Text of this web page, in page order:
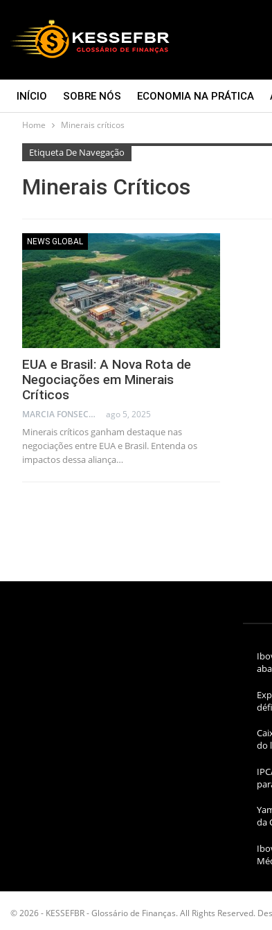
INÍCIO SOBRE NÓS ECONOMIA NA PRÁTICA
CONTATO
Home Minerais críticos
Etiqueta De Navegação
Minerais Críticos
NEWS GLOBAL
EUA e Brasil: A Nova Rota de
Negociações em Minerais
Críticos
MARCIA FONSECA - FINANCIAL CONSULTANT ago 5, 2025
Minerais críticos ganham destaque nas
negociações entre EUA e Brasil. Entenda os
impactos dessa aliança…
do
da
© 2026 - KESSEFBR - Glossário de Finanças. All Rights Reserved.